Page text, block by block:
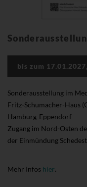
bis zum
Sonderausstellung im
Fritz-Schumacher-Haus
Hamburg-Eppendorf
Zugang im Nord-Osten
der Einmündung
Mehr Infos hier.